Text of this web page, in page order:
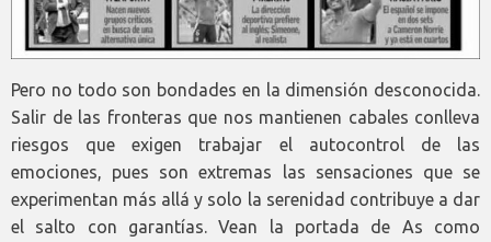
Pero no todo son bondades en la dimensión desconocida.
Salir de las fronteras que nos mantienen cabales conlleva
riesgos que exigen trabajar el autocontrol de las
emociones, pues son extremas las sensaciones que se
experimentan más allá y solo la serenidad contribuye a dar
el salto con garantías. Vean la portada de As como